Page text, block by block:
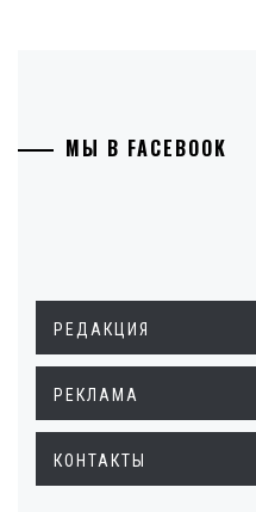
МЫ В FACEBOOK
РЕДАКЦИЯ
РЕКЛАМА
КОНТАКТЫ